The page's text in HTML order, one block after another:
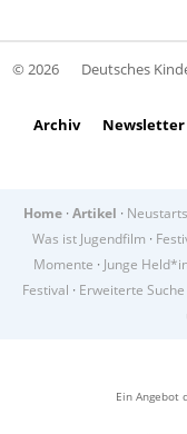
© 2026 Deutsches
Archiv Newsletter
Home · Artikel · Neustarts
Was ist Jugendfilm ·
Momente · Junge
Festival · Erweiterte Suche
Ein Angebot